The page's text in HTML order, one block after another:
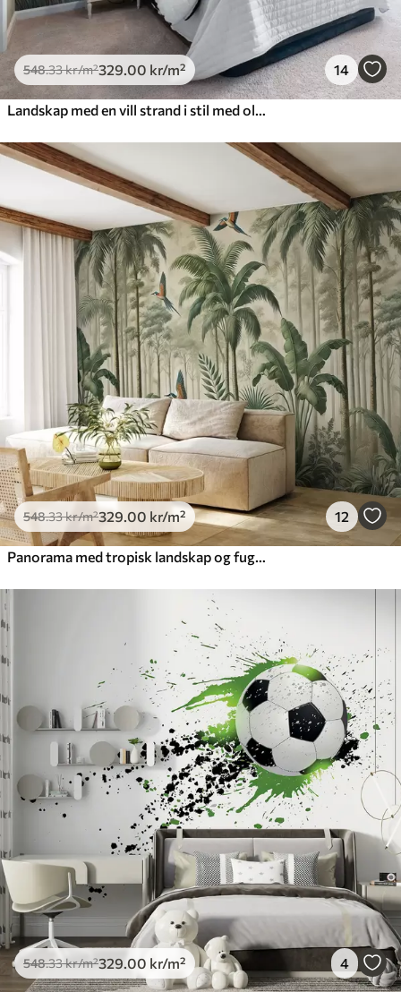
548.33kr/m²329 .00 kr/m² 14
548.33kr/m²329 .00 kr/m² 12
548.33kr/m²329 .00 kr/m² 4